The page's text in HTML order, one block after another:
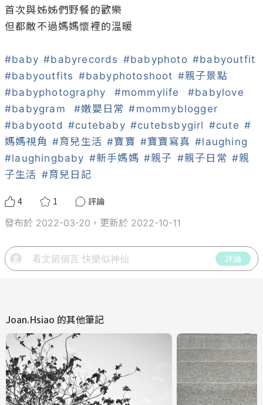
首次與姊姊們野餐的歡樂
但都敵不過媽媽懷裡的溫暖
#baby #babyrecords #babyphoto #babyoutfit
#babyoutfits #babyphotoshoot #親子景點
#babyphotography
#mommylife
#babylove
#babygram
#嫩嬰日常 #mommyblogger
#babyootd #cutebaby #cutebsbygirl #cute #
媽媽視角 #育兒生活 #寶寶 #寶寶寫真 #laughing
#laughingbaby #新手媽媽 #親子 #親子日常 #親
子生活 #育兒日記
4 1
評論
發布於 2022-03-20，更新於 2022-10-11
評論
Joan.Hsiao 的其他筆記